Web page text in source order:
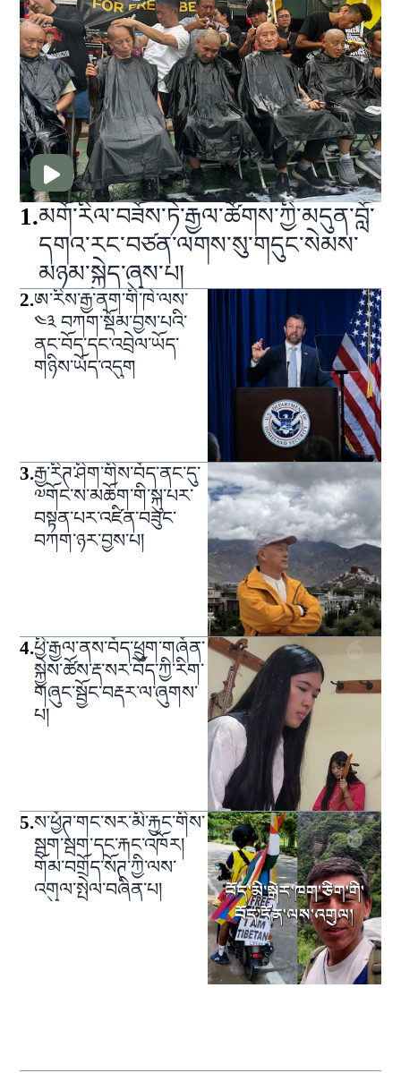
1.མགོ་རིལ་བཟོས་ཏེ་རྒྱལ་ཚོགས་ཀྱི་མདུན་བློ་
དགའ་རང་བཙན་ལགས་སུ་གདུང་སེམས་
མཉམ་སྐྱེད་ཞུས་པ།
2.ཨ་རིས་རྒྱ་ནག་གི་ཁེ་ལས་
༤༣ བཀག་སྡོམ་བྱས་པའི་
ནང་བོད་དང་འབྲེལ་ཡོད་
གཉིས་ཡོད་འདུག
3.རྒྱ་རིཊ་ཤིག་གིས་བོད་ནང་དུ་
༧གོང་ས་མཆོག་གི་སྐུ་པར་
བསྟན་པར་འཛིན་བཟུང་
བཀག་ཉར་བྱས་པ།
4.ཕྱི་རྒྱལ་ནས་བོད་ཕྲུག་གཞོན་
སྐྱེས་ཚོས་རྡ་སར་བོད་ཀྱི་རིག་
གཞུང་སྦྱོང་བརྡར་ལ་ཞུགས་
པ།
5.ས་ཕྱོཊ་གང་སར་མི་རྐྱང་གིས་
སྦག་སྦག་དང་རྐང་འཁོར།
གོམ་བགྲོད་སོཊ་ཀྱི་ལས་
འགུལ་སྤེལ་བཞིན་པ།